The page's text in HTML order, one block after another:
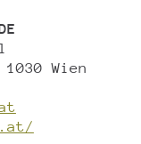
Wien